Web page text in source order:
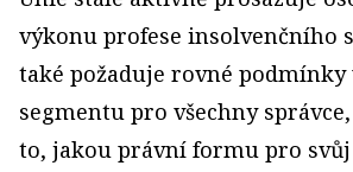
výkonu profese insolvenčního
také požaduje rovné
segmentu pro všechny
to, jakou právní formu pro